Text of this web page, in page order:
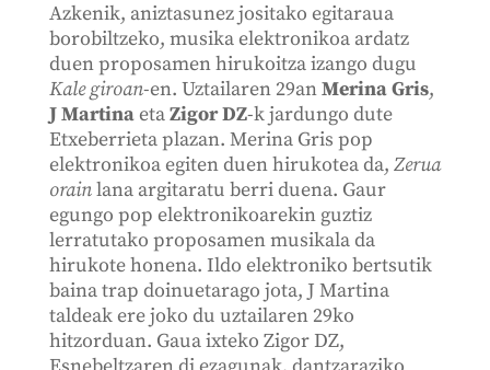
Azkenik, aniztasunez jositako egitaraua
borobiltzeko, musika elektronikoa ardatz
duen proposamen hirukoitza izango dugu
Kale giroan-en. Uztailaren 29anMerina Gris,
J Martina etaZigor DZ-k jardungo dute
Etxeberrieta plazan. Merina Gris pop
elektronikoa egiten duen hirukotea da, Zerua
orainlana argitaratu berri duena. Gaur
egungo pop elektronikoarekin guztiz
lerratutako proposamen musikala da
hirukote honena. Ildo elektroniko bertsutik
baina trap doinuetarago jota, J Martina
taldeak ere joko du uztailaren 29ko
hitzorduan. Gaua ixteko Zigor DZ,